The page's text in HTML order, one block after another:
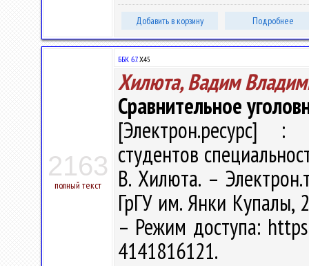
Добавить в корзину Подробнее
2163
полный текст
ББК 67.Х45
Хилюта, Вадим
Сравнительное
[Электрон.ресурс] :
студентов
В. Хилюта. –
ГрГУ им. Янки Купалы,
– Режим доступа:
4141816121.